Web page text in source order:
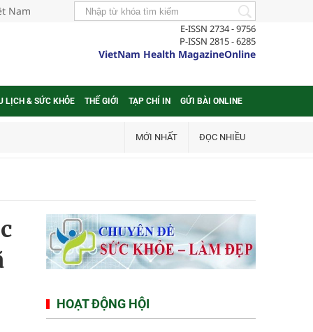
Nam
E-ISSN 2734 - 9756
P-ISSN 2815 - 6285
VietNam Health MagazineOnline
LỊCH & SỨC KHỎE THẾ GIỚI TẠP CHÍ IN GỬI BÀI ONLINE
MỚI NHẤT ĐỌC NHIỀU
HOẠT ĐỘNG HỘI